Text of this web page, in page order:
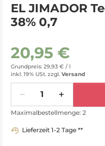
EL JIMADOR
38% 0,7
20,95 €
Grundpreis: 29,93 € / l
inkl. 19% USt. zzgl. Versand
Maximalbestellmenge: 2
Lieferzeit 1-2 Tage **